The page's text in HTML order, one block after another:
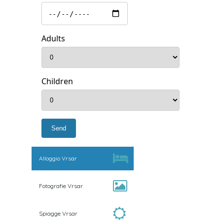
Adults
Children
Alloggio Vrsar
Fotografie Vrsar
Spiagge Vrsar